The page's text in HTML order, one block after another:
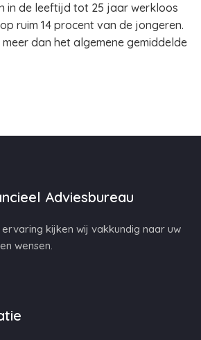
in de leeftijd tot 25 jaar werkloos
ruim 14 procent van de jongeren.
dan het algemene gemiddelde
Adviesbureau
kijken wij vakkundig naar uw
wensen.